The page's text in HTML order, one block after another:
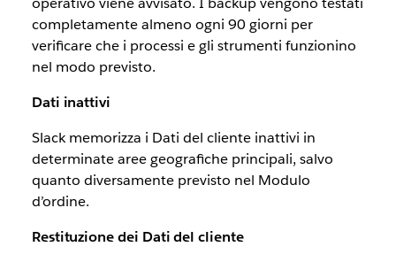
completamente almeno ogni 90 giorni per
verificare che i processi e gli strumenti funzionino
nel modo previsto.
Dati inattivi
Slack memorizza i Dati del cliente inattivi in
determinate aree geografiche principali, salvo
quanto diversamente previsto nel Modulo
d’ordine.
Restituzione dei Dati del cliente